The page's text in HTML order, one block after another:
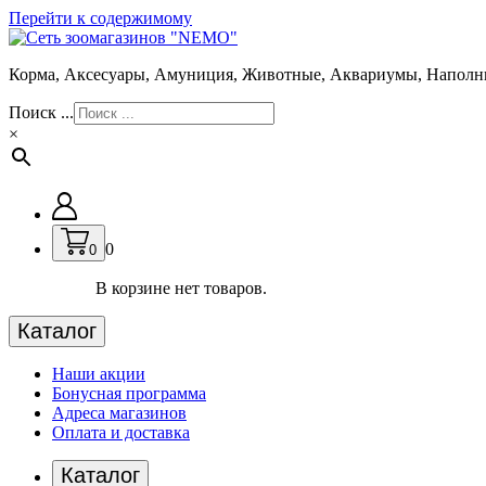
Перейти к содержимому
Корма, Аксесуары, Амуниция, Животные, Аквариумы,
Поиск ...
×
0 0
В корзине нет товаров.
Каталог
Наши акции
Бонусная программа
Адреса магазинов
Оплата и доставка
Каталог